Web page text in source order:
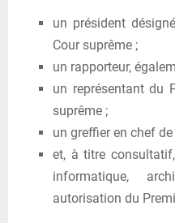
un président
Cour suprême ;
un rapporteur,
un représentant du
suprême ;
un greffier en chef
et, à titre
informatique,
autorisation du